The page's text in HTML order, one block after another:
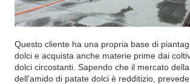
Questo cliente ha una propria base di
dolci e acquista anche materie prime dai
dolci circostanti. Sapendo che il mercato
dell'amido di patate dolci è redditizio,